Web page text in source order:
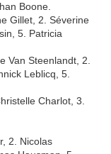
Boone.
Gillet, 2. Séverine
5. Patricia
Van Steenlandt, 2.
Leblicq, 5.
Charlot, 3.
2. Nicolas